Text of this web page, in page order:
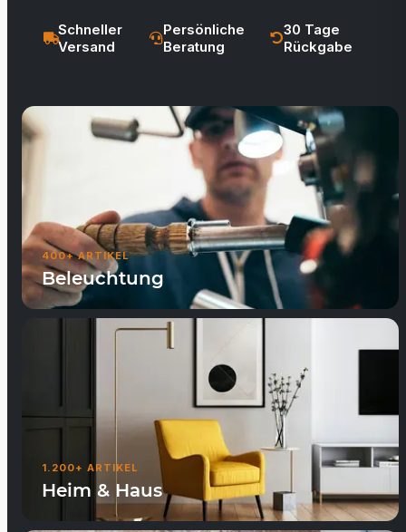
Schneller
Versand
Persönliche
Beratung
30 Tage
Rückgabe
400+ ARTIKEL
Beleuchtung
1.200+ ARTIKEL
Heim & Haus